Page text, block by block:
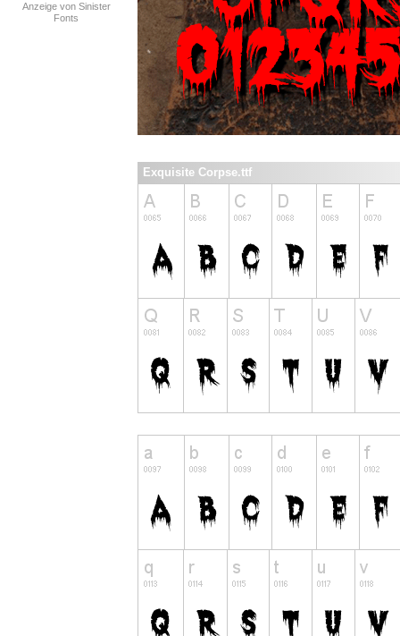
Anzeige von Sinister
Fonts
Exquisite Corpse.ttf